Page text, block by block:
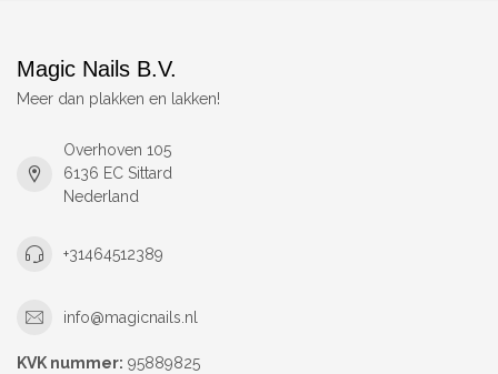
Magic Nails B.V.
Meer dan plakken en lakken!
Overhoven 105
6136 EC Sittard
Nederland
+31464512389
info@magicnails.nl
KVK nummer: 95889825